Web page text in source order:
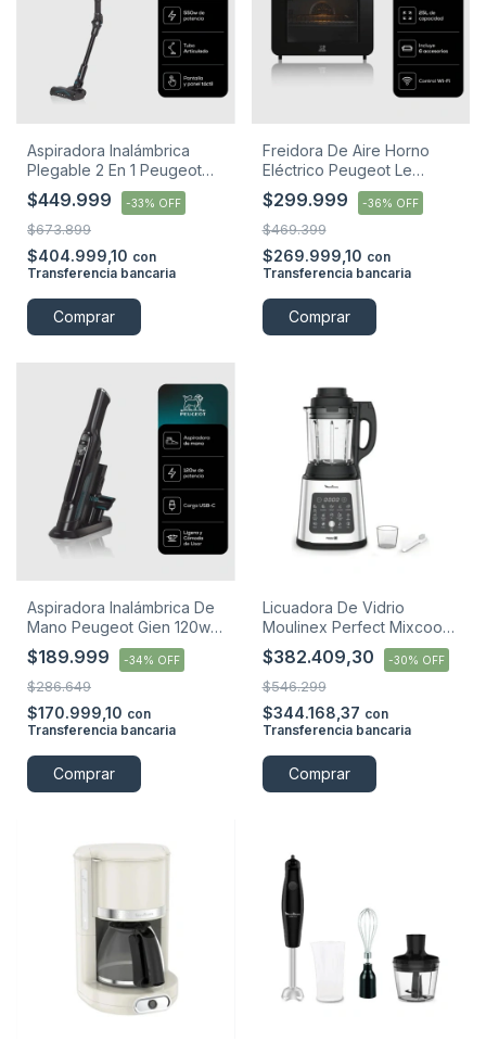
Aspiradora Inalámbrica
Plegable 2 En 1 Peugeot
Versailles
$449.999 -33% OFF
$673.899
$404.999,10 con
Transferencia bancaria
Comprar
Freidora De Aire Horno
Eléctrico Peugeot Le
Havre 25l Spiedo Negro
$299.999 -36% OFF
$469.399
$269.999,10 con
Transferencia bancaria
Comprar
Aspiradora Inalámbrica De
Mano Peugeot Gien 120w
Negro
$189.999 -34% OFF
$286.649
$170.999,10 con
Transferencia bancaria
Comprar
Licuadora De Vidrio
Moulinex Perfect Mixcook
2 Litros Plateado
$382.409,30 -30% OFF
$546.299
$344.168,37 con
Transferencia bancaria
Comprar